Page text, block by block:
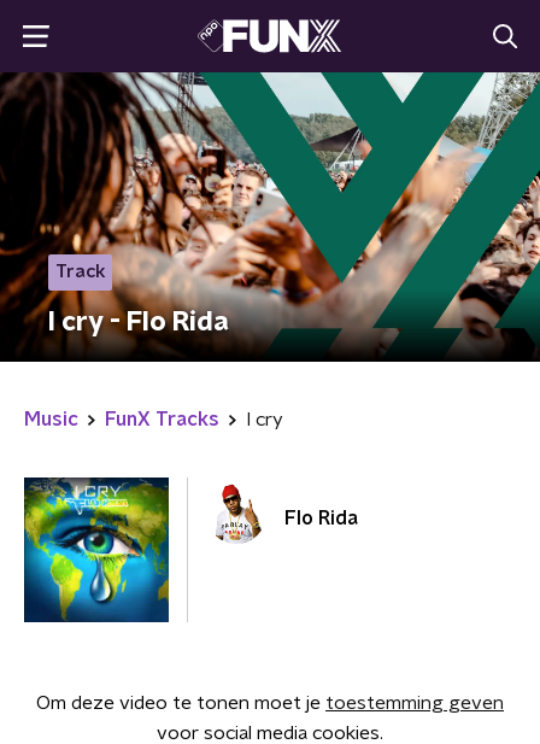
Track
I cry - Flo Rida
Music FunX Tracks I cry
Flo Rida
Om deze video te tonen moet je toestemming geven
voor social media cookies.